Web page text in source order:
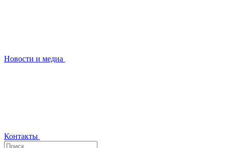
Новости и медиа
Контакты